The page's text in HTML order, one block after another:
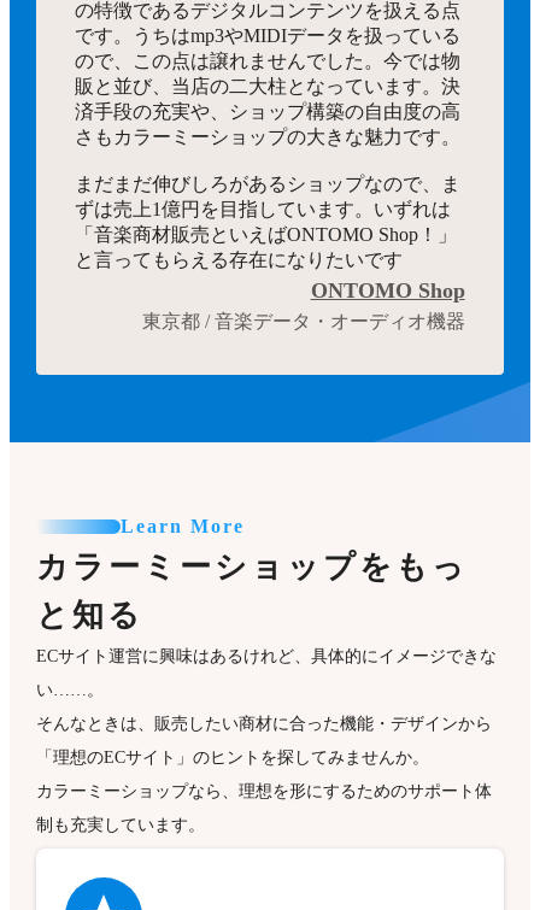
の特徴であるデジタルコンテンツを扱える点
です。うちはmp3やMIDIデータを扱っている
ので、この点は譲れませんでした。今では物
販と並び、当店の二大柱となっています。決
済手段の充実や、ショップ構築の自由度の高
さもカラーミーショップの大きな魅力です。
まだまだ伸びしろがあるショップなので、ま
ずは売上1億円を目指しています。いずれは
「音楽商材販売といえばONTOMO Shop！」
と言ってもらえる存在になりたいです
ONTOMO Shop
東京都 / 音楽データ・オーディオ機器
Learn More
カラーミーショップをもっ
と知る
ECサイト運営に興味はあるけれど、具体的にイメージできな
い……。
そんなときは、販売したい商材に合った機能・デザインから
「理想のECサイト」のヒントを探してみませんか。
カラーミーショップなら、理想を形にするためのサポート体
制も充実しています。